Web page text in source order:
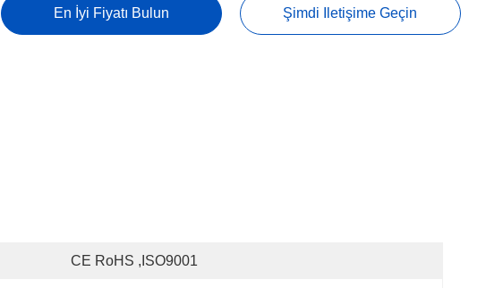
En İyi Fiyatı Bulun Şimdi Iletişime Geçin
CE RoHS ,ISO9001